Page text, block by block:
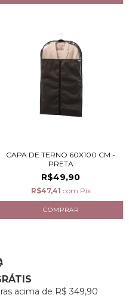
CAPA DE TERNO 60X100 CM -
PRETA
R$49,90
R$47,41 com Pix
acima de R$ 349,90